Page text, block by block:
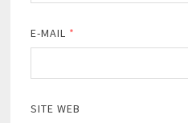
E-MAIL *
SITE WEB